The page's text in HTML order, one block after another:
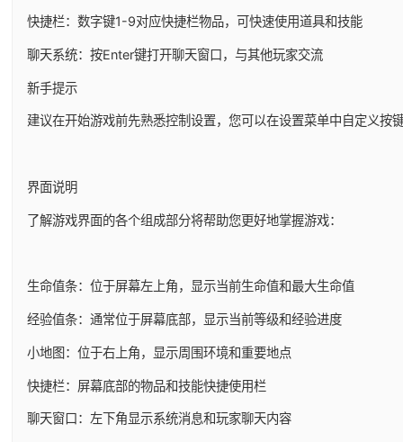
快捷栏：数字键1-9对应快捷栏物品，可快速使用道具和技能
聊天系统：按Enter键打开聊天窗口，与其他玩家交流
新手提示
建议在开始游戏前先熟悉控制设置，您可以在设置菜单中自定义按
界面说明
了解游戏界面的各个组成部分将帮助您更好地掌握游戏：
生命值条：位于屏幕左上角，显示当前生命值和最大生命值
经验值条：通常位于屏幕底部，显示当前等级和经验进度
小地图：位于右上角，显示周围环境和重要地点
快捷栏：屏幕底部的物品和技能快捷使用栏
聊天窗口：左下角显示系统消息和玩家聊天内容